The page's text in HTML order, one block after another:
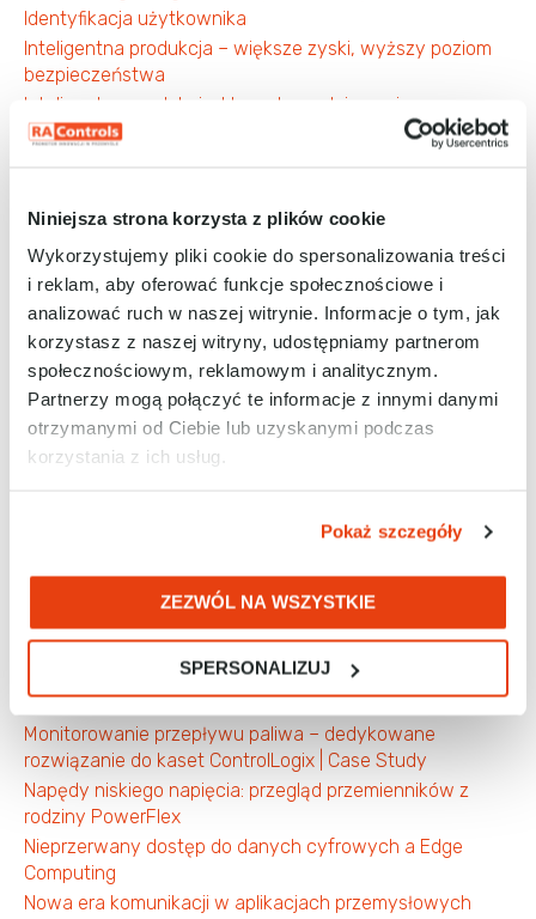
Niniejsza strona korzysta z plików cookie
Wykorzystujemy pliki cookie do spersonalizowania treści
i reklam, aby oferować funkcje społecznościowe i
analizować ruch w naszej witrynie. Informacje o tym, jak
korzystasz z naszej witryny, udostępniamy partnerom
społecznościowym, reklamowym i analitycznym.
Partnerzy mogą połączyć te informacje z innymi danymi
otrzymanymi od Ciebie lub uzyskanymi podczas
korzystania z ich usług.
Pokaż szczegóły
ZEZWÓL NA WSZYSTKIE
SPERSONALIZUJ
Identyfikacja użytkownika
Inteligentna produkcja – większe zyski, wyższy poziom
bezpieczeństwa
Inteligentna produkcja: klucz do wydajnego i
zrównoważonego przemysłu
Automation
Jak montować obudowy stojące nVent HOFFMAN nawet
80% szybciej?
Jak przemysłowe systemy RFID zwiększają
bezpieczeństwo na terenie zakładu?
Katalog rozwiązań RAControls
Katalog szkoleń Centrum Kompetencji RAControls
Kolumny sygnalizacyjne Control Tower™ serii 856T
Komputery przemysłowe ASEM 6300 – możliwości i
Kwestia cyberbezpieczeństwa w przemyśle
Modernizacja (migracja) do nowszych platform
sprzętowych – dlaczego warto się na to zdecydować?
Kiedy jest to konieczne?
Monitorowanie przepływu paliwa – dedykowane
rozwiązanie do kaset ControlLogix | Case Study
Napędy niskiego napięcia: przegląd przemienników z
rodziny PowerFlex
Nieprzerwany dostęp do danych cyfrowych a Edge
Computing
Nowa era komunikacji w aplikacjach przemysłowych